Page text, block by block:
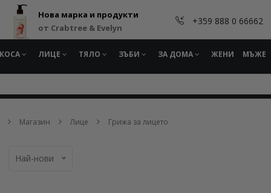
Нова марка и продукти
от Crabtree & Evelyn
+359 888 0 66662
КОСА ЛИЦЕ ТЯЛО ЗЪБИ ЗА ДОМА ЖЕНИ МЪЖЕ
Магазин Лице Грижа за лицето
Най-нови